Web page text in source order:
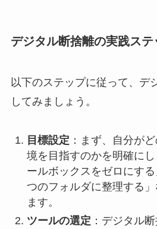
デジタル断捨離の実践ステ
以下のステップに従って、デ
してみましょう。
目標設定 ：まず、自分が
境を目指すのかを明確に
ールボックスをゼロにす
つのフォルダに整理する
ます。
ツールの選定 ：デジタル